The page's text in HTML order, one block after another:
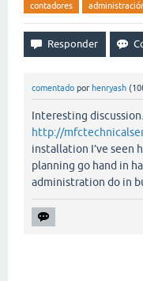
contadores
comentado por henryash (
Interesting
http://
installation I’ve seen
planning go hand in
administration do in